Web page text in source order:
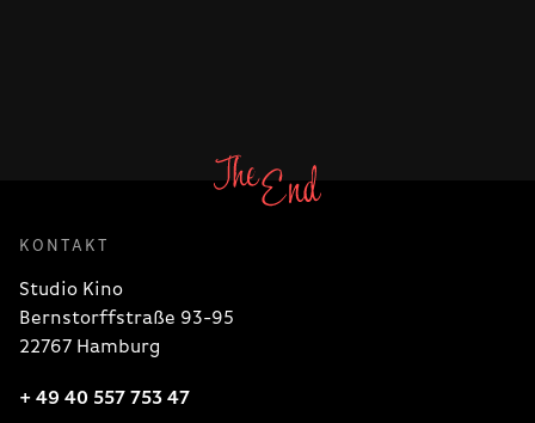
KONTAKT
Studio Kino
Bernstorffstraße 93-95
22767 Hamburg
+ 49 40 557 753 47